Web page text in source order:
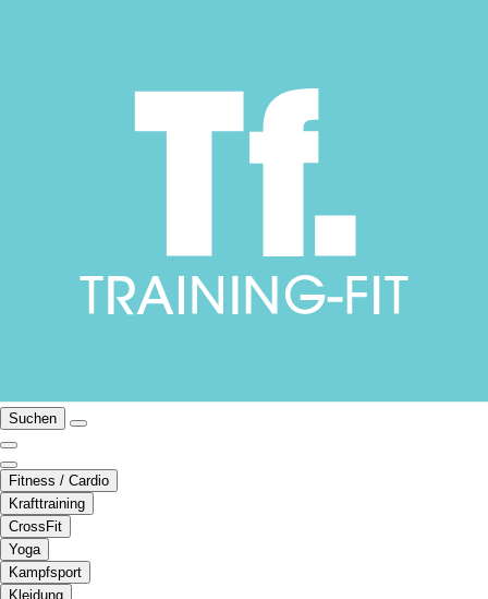
Suchen
Fitness / Cardio
Krafttraining
CrossFit
Yoga
Kampfsport
Kleidung